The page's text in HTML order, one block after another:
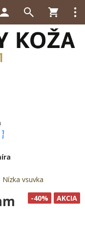
Nízka vsuvka
AKCIA
-40%